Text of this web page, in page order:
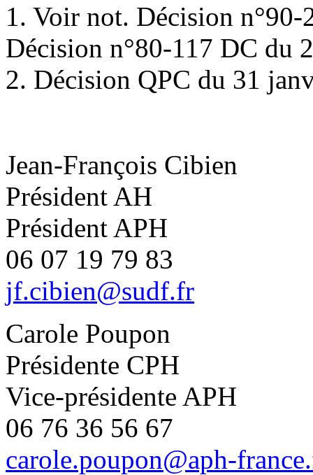
1. Voir not. Décision
Décision n°80-117 DC du
2. Décision QPC du 31
Jean-François Cibien
Président AH
Président APH
06 07 19 79 83
jf.cibien@sudf.fr
Carole Poupon
Présidente CPH
Vice-présidente APH
06 76 36 56 67
carole.poupon@aph-